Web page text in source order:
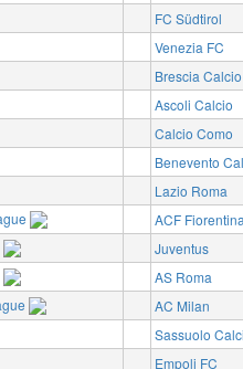
FC Südtirol
Venezia FC
Brescia Calcio
Ascoli Calcio
Calcio Como
Benevento
Lazio Roma
ACF Fiorentina
Juventus
AS Roma
AC Milan
Sassuolo
Empoli FC